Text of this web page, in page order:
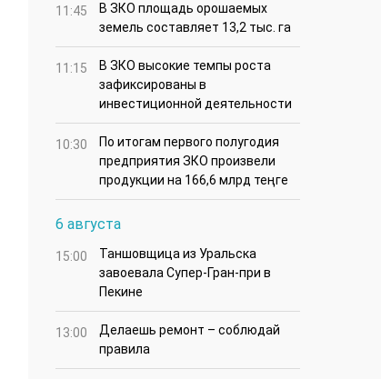
11:45
В ЗКО площадь орошаемых
земель составляет 13,2 тыс. га
11:15
В ЗКО высокие темпы роста
зафиксированы в
инвестиционной деятельности
10:30
По итогам первого полугодия
предприятия ЗКО произвели
продукции на 166,6 млрд теңге
6 августа
15:00
Таншовщица из Уральска
завоевала Супер-Гран-при в
Пекине
13:00
Делаешь ремонт – соблюдай
правила